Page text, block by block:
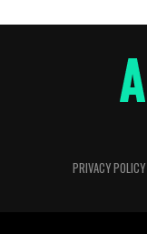
PRIVACY POLICY